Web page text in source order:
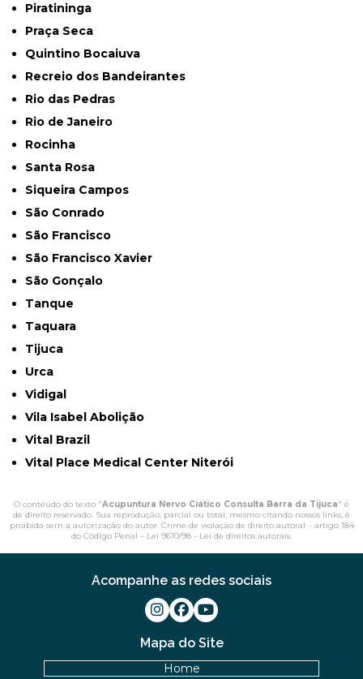
Piratininga
Praça Seca
Quintino Bocaiuva
Recreio dos Bandeirantes
Rio das Pedras
Rio de Janeiro
Rocinha
Santa Rosa
Siqueira Campos
São Conrado
São Francisco
São Francisco Xavier
São Gonçalo
Tanque
Taquara
Tijuca
Urca
Vidigal
Vila Isabel Abolição
Vital Brazil
Vital Place Medical Center Niterói
O conteúdo do texto "Acupuntura Nervo Ciático Consulta Barra da Tijuca" é
de direito reservado. Sua reprodução, parcial ou total, mesmo citando nossos links, é
proibida sem a autorização do autor. Crime de violação de direito autoral – artigo 184
do Código Penal – Lei 9610/98 - Lei de direitos autorais.
Mapa do Site
Home
Acompanhe as redes sociais